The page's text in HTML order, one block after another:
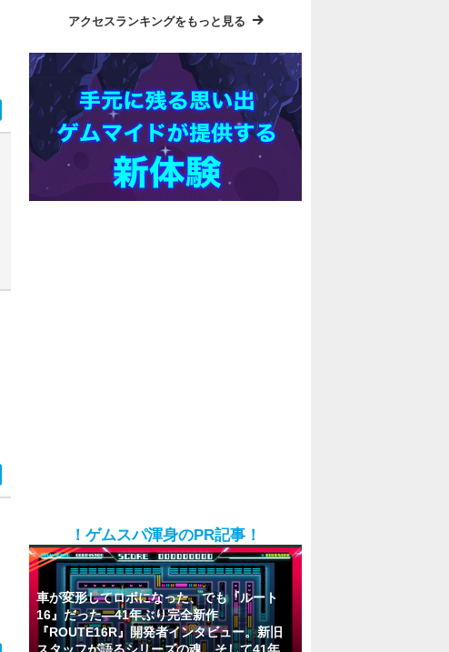
アクセスランキングをもっと見る
！ゲムスパ渾身のPR記事！
車が変形してロボになった、でも『ルート
16』だった―41年ぶり完全新作
『ROUTE16R』開発者インタビュー。新旧
スタッフが語るシリーズの魂。そして41年